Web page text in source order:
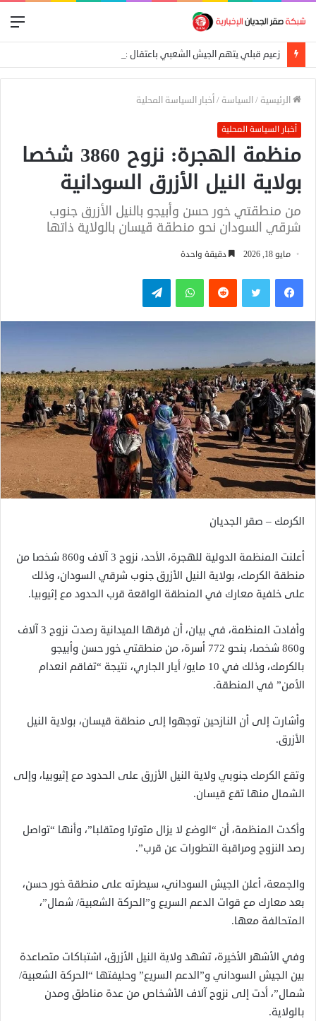
زعيم قبلي يتهم الجيش الشعبي باعتقال عمال إغاثة في «كاودا»
الرئيسية /السياسة /أخبار السياسة المحلية
أخبار السياسة المحلية
منظمة الهجرة: نزوح 3860 شخصا
بولاية النيل الأزرق السودانية
من منطقتي خور حسن وأبيجو بالنيل الأزرق جنوب
شرقي السودان نحو منطقة قيسان بالولاية ذاتها
مايو 18, 2026 دقيقة واحدة
فيسبوكتويتر واتساب تيلقرام
الكرمك – صقر الجديان
أعلنت المنظمة الدولية للهجرة، الأحد، نزوح 3 آلاف و860 شخصا من
منطقة الكرمك، بولاية النيل الأزرق جنوب شرقي السودان، وذلك
على خلفية معارك في المنطقة الواقعة قرب الحدود مع إثيوبيا.
وأفادت المنظمة، في بيان، أن فرقها الميدانية رصدت نزوح 3 آلاف
و860 شخصا، بنحو 772 أسرة، من منطقتي خور حسن وأبيجو
بالكرمك، وذلك في 10 مايو/ أيار الجاري، نتيجة “تفاقم انعدام
الأمن” في المنطقة.
وأشارت إلى أن النازحين توجهوا إلى منطقة قيسان، بولاية النيل
الأزرق.
وتقع الكرمك جنوبي ولاية النيل الأزرق على الحدود مع إثيوبيا، وإلى
الشمال منها تقع قيسان.
وأكدت المنظمة، أن “الوضع لا يزال متوترا ومتقلبا”، وأنها “تواصل
رصد النزوح ومراقبة التطورات عن قرب”.
والجمعة، أعلن الجيش السوداني، سيطرته على منطقة خور حسن،
بعد معارك مع قوات الدعم السريع و”الحركة الشعبية/ شمال”،
المتحالفة معها.
وفي الأشهر الأخيرة، تشهد ولاية النيل الأزرق، اشتباكات متصاعدة
بين الجيش السوداني و”الدعم السريع” وحليفتها “الحركة الشعبية/
شمال”، أدت إلى نزوح آلاف الأشخاص من عدة مناطق ومدن
بالولاية.